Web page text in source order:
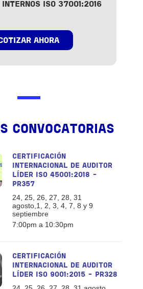
INTERNOS ISO 37001:2016
AHORA
CONVOCATORIAS
CERTIFICACIÓN
INTERNACIONAL DE AUDITOR
LÍDER ISO 45001:2018 -
PR357
24, 25, 26, 27, 28, 31
agosto,1, 2, 3, 4, 7, 8 y 9
septiembre
7:00pm a 10:30pm
CERTIFICACIÓN
INTERNACIONAL DE AUDITOR
LÍDER ISO 9001:2015 - PR328